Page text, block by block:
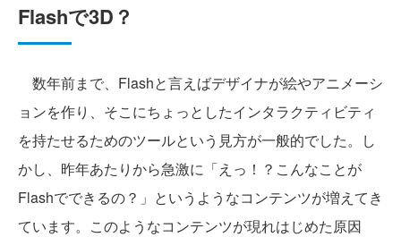
Flashで3D？
数年前まで、Flashと言えばデザイナが絵やアニメーシ
ョンを作り、そこにちょっとしたインタラクティビティ
を持たせるためのツールという見方が一般的でした。し
かし、昨年あたりから急激に「えっ！？こんなことが
Flashでできるの？」というようなコンテンツが増えてき
ています。このようなコンテンツが現れはじめた原因